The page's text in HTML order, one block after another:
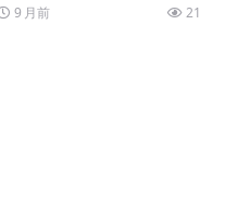
显著提升连...
9 月前 21